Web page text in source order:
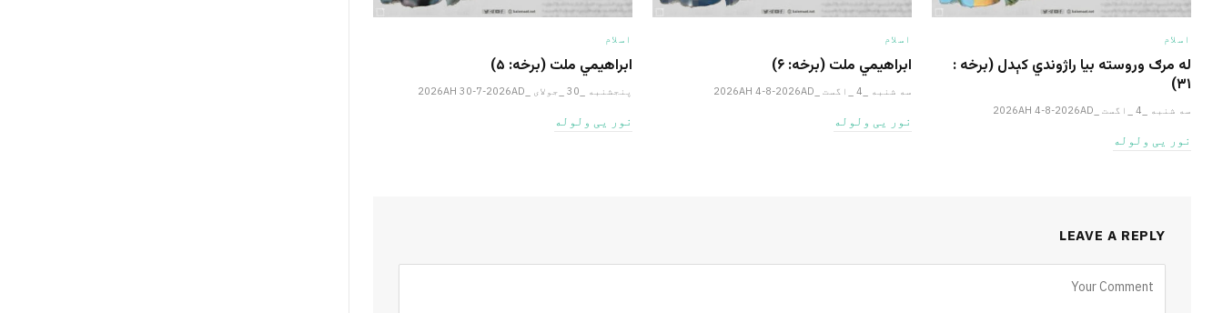
اسلام
له مرګ وروسته بیا راژوندي کېدل (برخه :
۳۱)
سه شنبه _4 _اگست _2026AH 4-8-2026AD
نور یی ولوله
اسلام
ابراهيمي ملت (برخه: ۶)
سه شنبه _4 _اگست _2026AH 4-8-2026AD
نور یی ولوله
اسلام
ابراهيمي ملت (برخه: ۵)
پنجشنبه _30 _جولای _2026AH 30-7-2026AD
نور یی ولوله
LEAVE A REPLY